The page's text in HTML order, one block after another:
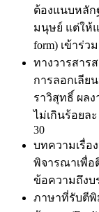
ต้องแนบหลัก
มนุษย์ แต่ให้
form) เข้าร่ว
ทางวารสาร
การลอกเลีย
ราวิสุทธิ์ ผล
ไม่เกินร้อยล
30
บทความเรื่อ
พิจารณาเพื่อ
ข้อความถึงบ
ภาษาที่รับตีพิ